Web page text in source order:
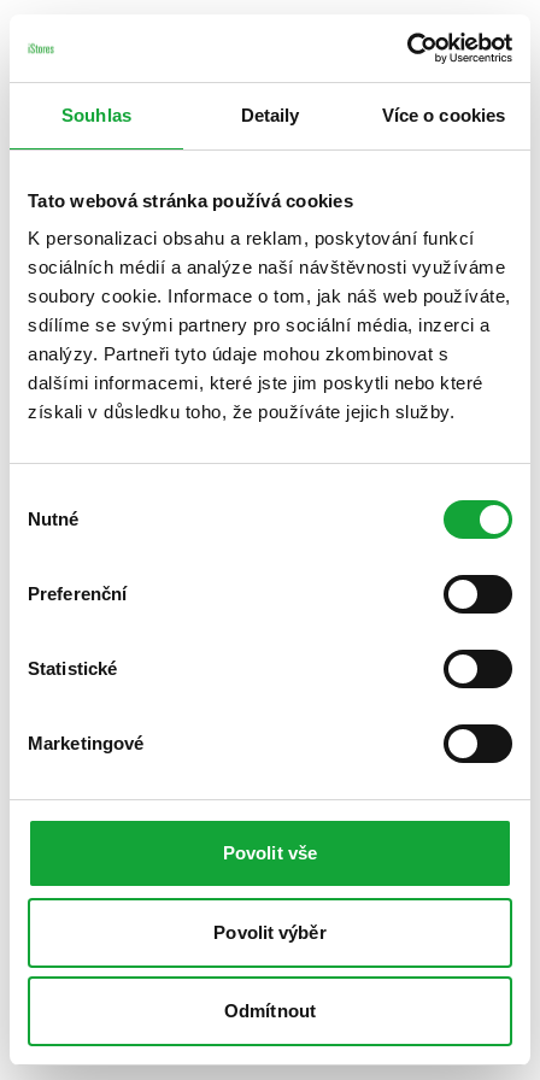
Souhlas Detaily Více o cookies
Tato webová stránka používá cookies
K personalizaci obsahu a reklam, poskytování funkcí
sociálních médií a analýze naší návštěvnosti využíváme
soubory cookie. Informace o tom, jak náš web používáte,
sdílíme se svými partnery pro sociální média, inzerci a
analýzy. Partneři tyto údaje mohou zkombinovat s
dalšími informacemi, které jste jim poskytli nebo které
získali v důsledku toho, že používáte jejich služby.
souhlasu
Nutné
Preferenční
Statistické
Marketingové
Povolit vše
Povolit výběr
Odmítnout